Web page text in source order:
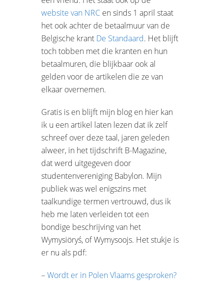
website van NRC en sinds 1 april staat
het ook achter de betaalmuur van de
Belgische krant De Standaard. Het blijft
toch tobben met die kranten en hun
betaalmuren, die blijkbaar ook al
gelden voor de artikelen die ze van
elkaar overnemen.
Gratis is en blijft mijn blog en hier kan
ik u een artikel laten lezen dat ik zelf
schreef over deze taal, jaren geleden
alweer, in het tijdschrift B-Magazine,
dat werd uitgegeven door
studentenvereniging Babylon. Mijn
publiek was wel enigszins met
taalkundige termen vertrouwd, dus ik
heb me laten verleiden tot een
bondige beschrijving van het
Wymysiöryś, of Wymysoojs. Het stukje is
er nu als pdf:
–Wordt er in Polen Vlaams gesproken?